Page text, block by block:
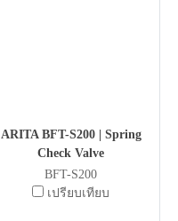
ARITA BFT-S200 | Spring
Check Valve
BFT-S200
เปรียบเทียบ